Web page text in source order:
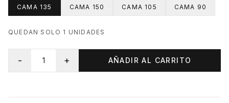
CAMA 135 CAMA 150 CAMA 105 CAMA 90
QUEDAN SOLO 1 UNIDADES
- 1 + AÑADIR AL CARRITO